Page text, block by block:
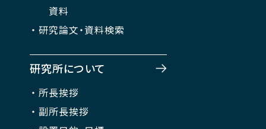
資料
研究論文・資料検索
研究所について
所長挨拶
副所長挨拶